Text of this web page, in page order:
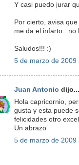
Y casi puedo jurar
Por cierto, avisa
me da el infarto.. no
Saludos!!! :)
5 de marzo de 2009
Juan Antonio dijo...
Hola capricornio,
gusta y esta puede
felicidades otro
Un abrazo
5 de marzo de 2009